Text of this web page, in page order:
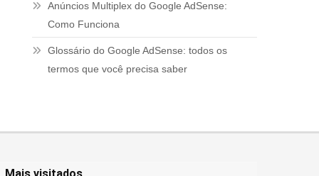
Anúncios Multiplex do Google AdSense:
Como Funciona
Glossário do Google AdSense: todos os
termos que você precisa saber
Mais visitados